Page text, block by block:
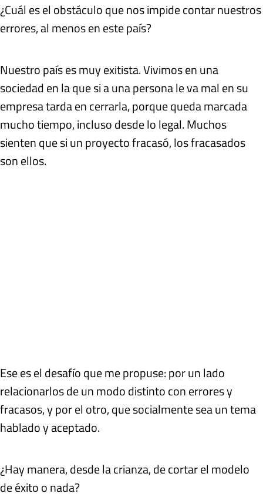
¿Cuál es el obstáculo que nos impide contar nuestros
errores, al menos en este país?
Nuestro país es muy exitista. Vivimos en una
sociedad en la que si a una persona le va mal en su
empresa tarda en cerrarla, porque queda marcada
mucho tiempo, incluso desde lo legal. Muchos
sienten que si un proyecto fracasó, los fracasados
son ellos.
Ese es el desafío que me propuse: por un lado
relacionarlos de un modo distinto con errores y
fracasos, y por el otro, que socialmente sea un tema
hablado y aceptado.
¿Hay manera, desde la crianza, de cortar el modelo
de éxito o nada?